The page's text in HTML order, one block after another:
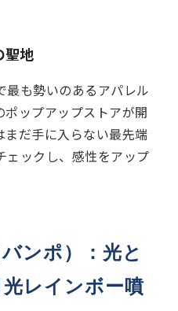
聖地
最も勢いのあるアパレル
ップアップストアが開
だ手に入らない最先端
ェックし、感性をアップ
ンポ）：光と
レインボー噴